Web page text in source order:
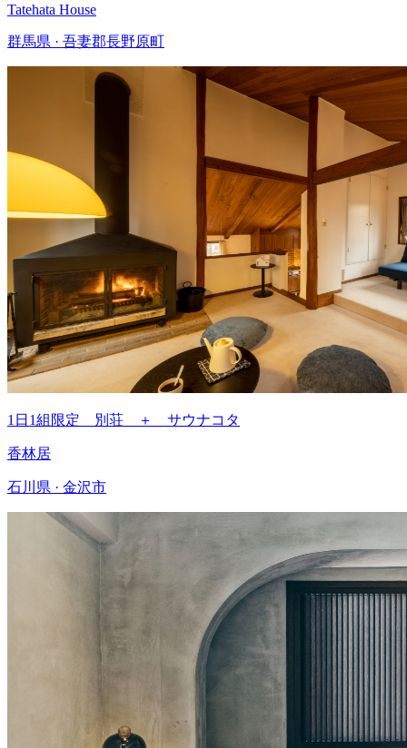
Tatehata House
群馬県 · 吾妻郡長野原町
1日1組限定 別荘 ＋ サウナコタ
香林居
石川県 · 金沢市